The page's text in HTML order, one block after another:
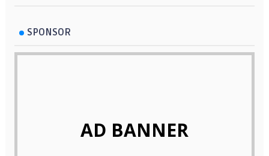
SPONSOR
AD BANNER